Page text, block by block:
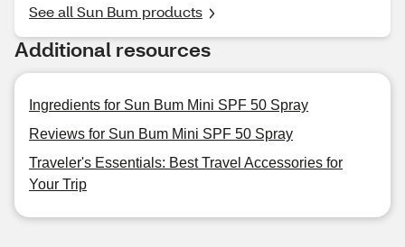
See all Sun Bum products
Additional resources
Ingredients for Sun Bum Mini SPF 50 Spray
Reviews for Sun Bum Mini SPF 50 Spray
Traveler's Essentials: Best Travel Accessories for
Your Trip